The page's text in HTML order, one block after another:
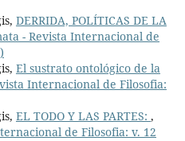
DERRIDA, POLÍTICAS DE LA
- Revista Internacional de
El sustrato ontológico de la
Internacional de Filosofia:
EL TODO Y LAS PARTES: ,
de Filosofia: v. 12